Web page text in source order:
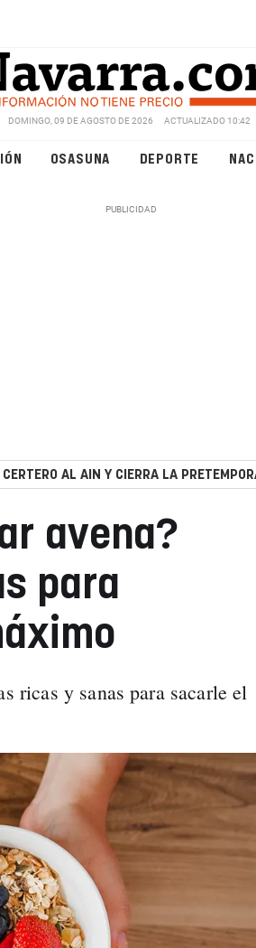
DOMINGO, 09 DE AGOSTO DE 2026 ACTUALIZADO 10:42
OSASUNA DEPORTE
AL AIN Y CIERRA LA
avena?
para
ricas y sanas para sacarle el